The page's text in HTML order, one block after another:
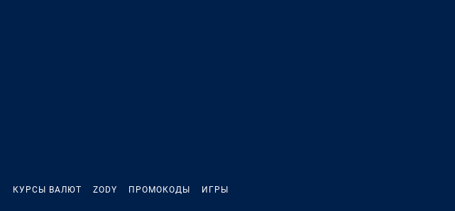
КУРСЫ ВАЛЮТ ZODY ПРОМОКОДЫ ИГРЫ